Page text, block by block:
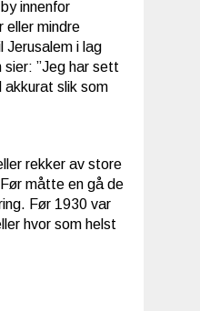
innenfor
eller mindre
Jerusalem i lag
sier: ”Jeg har sett
akkurat slik som
rekker av store
måtte en gå de
Før 1930 var
hvor som helst